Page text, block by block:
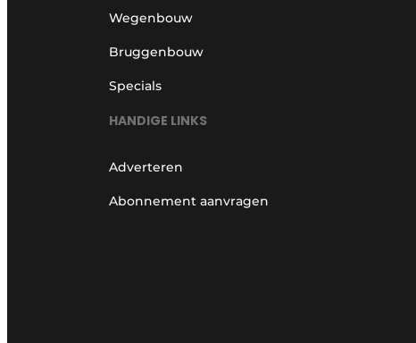
Wegenbouw
Bruggenbouw
Specials
HANDIGE LINKS
Adverteren
Abonnement aanvragen